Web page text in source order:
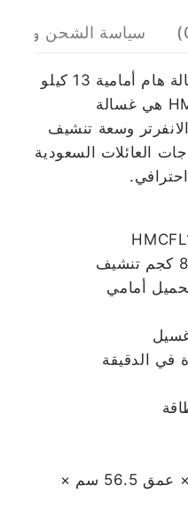
سياسة الشحن
متجر الجهاز المنزلي – غسالة هام أمامية 13 كيلو
فضي HMCFL13D8SM-25N هي غسالة
الانفرتر وسعة تنشيف
العائلات السعودية
احترافي.
أمامي
– الأبعاد: عرض 59.5 سم × عمق 56.5 سم ×